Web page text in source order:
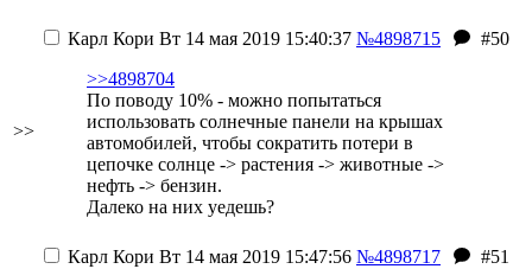
>>
Карл Кори Вт 14 мая 2019 15:40:37 №4898715
#50
>>4898704
По поводу 10% - можно попытаться
использовать солнечные панели на крышах
автомобилей, чтобы сократить потери в
цепочке солнце -> растения -> животные ->
нефть -> бензин.
Далеко на них уедешь?
Карл Кори Вт 14 мая 2019 15:47:56 №4898717
#51